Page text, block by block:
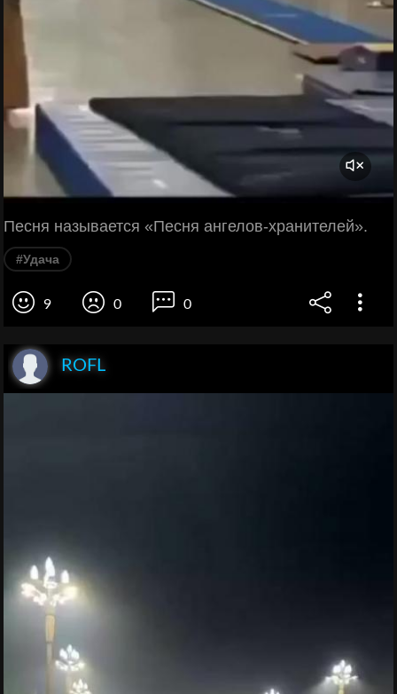
Песня называется «Песня ангелов-хранителей».
#Удача
9 0 0
ROFL